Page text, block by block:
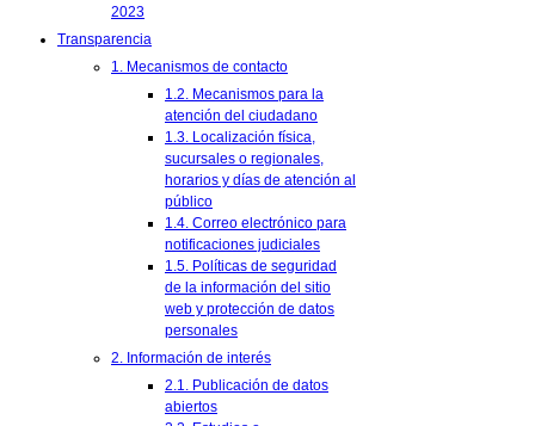
2023
Transparencia
1. Mecanismos de contacto
1.2. Mecanismos para la
atención del ciudadano
1.3. Localización física,
sucursales o regionales,
horarios y días de atención al
público
1.4. Correo electrónico para
notificaciones judiciales
1.5. Políticas de seguridad
de la información del sitio
web y protección de datos
personales
2. Información de interés
2.1. Publicación de datos
abiertos